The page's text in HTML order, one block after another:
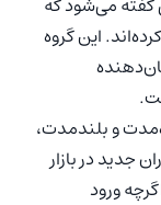
سال نگهداری کرده‌اند. این گروه
و بلندمدت،
جدید در بازار
ورود